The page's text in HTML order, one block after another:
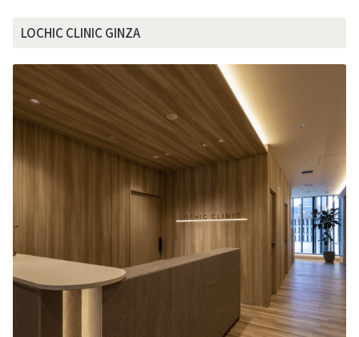
LOCHIC CLINIC GINZA